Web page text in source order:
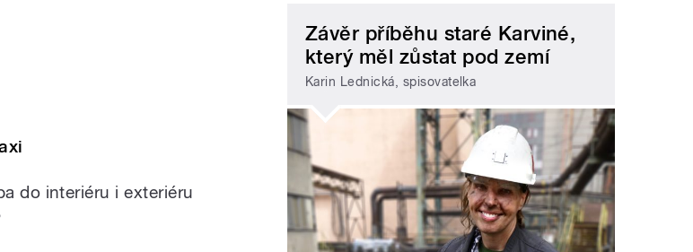
do interiéru i exteriéru
Závěr příběhu staré Karviné,
který měl zůstat pod zemí
Karin Lednická, spisovatelka